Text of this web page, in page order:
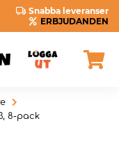
Snabba leveranser
ERBJUDANDEN
8-pack